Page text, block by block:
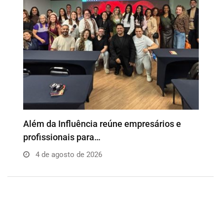
Além da Influência reúne empresários e
profissionais para…
4 de agosto de 2026